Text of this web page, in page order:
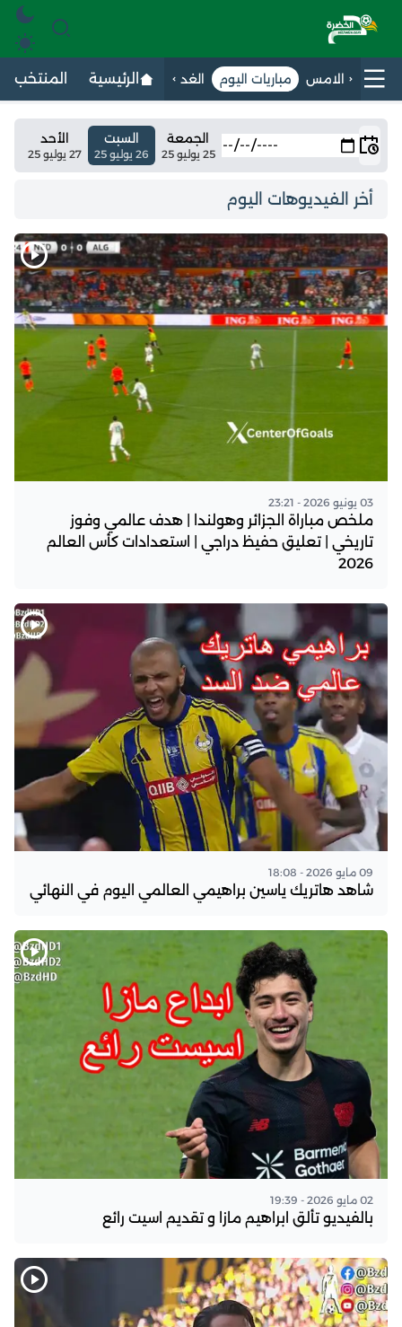
الامس مباريات اليوم الغد الرئيسية المنتخب
الجمعة
25 يوليو 25
السبت
26 يوليو 25
الأحد
27 يوليو 25
أخر الفيديوهات اليوم
03 يونيو 2026 - 23:21
ملخص مباراة الجزائر وهولندا | هدف عالمي وفوز
تاريخي | تعليق حفيظ دراجي | استعدادات كأس العالم
2026
09 مايو 2026 - 18:08
شاهد هاتريك ياسين براهيمي العالمي اليوم في النهائي
02 مايو 2026 - 19:39
بالفيديو تألق ابراهيم مازا و تقديم اسيت رائع